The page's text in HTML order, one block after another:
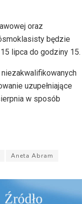
oraz
będzie
lipca do godziny 15.
uzupełniające
w sposób
Aneta Abram